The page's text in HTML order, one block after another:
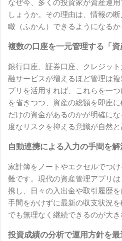
なぜ今、多くの投資家が資産運
しょうか。その理由は、情報の
瞰（ふかん）できるようになるか
複数の口座を一元管理する「資
銀行口座、証券口座、クレジッ
融サービスが増えるほど管理は
プリを活用すれば、これらを一
を省きつつ、資産の総額を即座
だけの資金があるのかが明確に
度なリスクを抑える意識が自然と
自動連携による入力の手間を解
家計簿をノートやエクセルでつ
難です。現代の資産管理アプリ
携し、日々の入出金や取引履歴を
手間をかけずに最新の収支状況
でも無理なく継続できるのが大き
投資成績の分析で運用方針を最